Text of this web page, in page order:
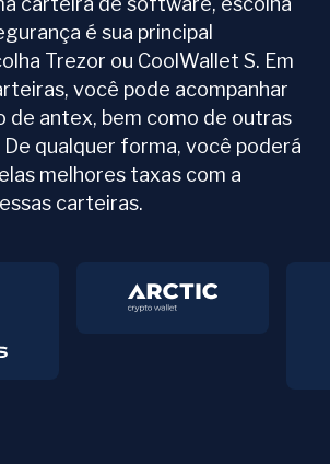
é sua principal
Trezor ou CoolWallet S. Em
você pode acompanhar
de antex, bem como de outras
qualquer forma, você poderá
melhores taxas com a
carteiras.